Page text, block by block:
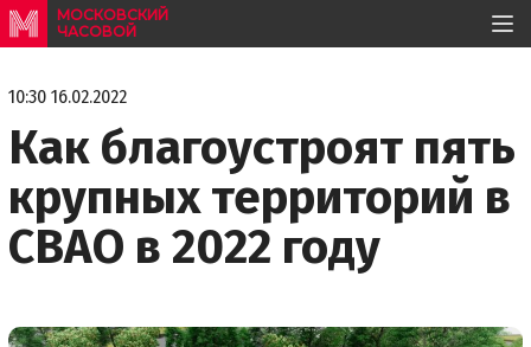
МОСКОВСКИЙ
ЧАСОВОЙ
10:30 16.02.2022
Как благоустроят пять
крупных территорий в
СВАО в 2022 году